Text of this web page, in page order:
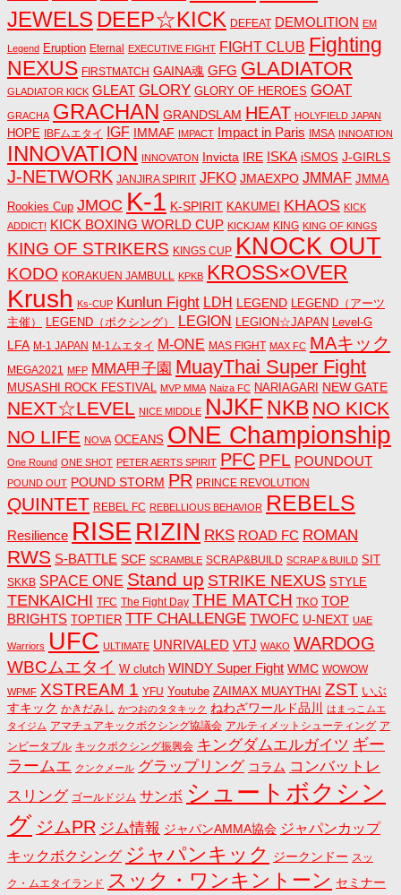
JEWELS DEEP☆KICK DEFEAT DEMOLITION EM
Legend Eruption Eternal EXECUTIVE FIGHT FIGHT CLUB Fighting
NEXUS FIRSTMATCH GAINA魂 GFG GLADIATOR
GLADIATOR KICK GLEAT GLORY GLORY OF HEROES GOAT
GRACHA GRACHAN GRANDSLAM HEAT HOLYFIELD JAPAN
HOPE IBFムエタイ IGF IMMAF IMPACT Impact in Paris IMSA INNOATION
INNOVATION INNOVATON Invicta IRE ISKA iSMOS J-GIRLS
J-NETWORK JANJIRA SPIRIT JFKO JMAEXPO JMMAF JMMA
Rookies Cup JMOC K-1 K-SPIRIT KAKUMEI KHAOS KICK
ADDICT! KICK BOXING WORLD CUP KICKJAM KING KING OF KINGS
KING OF STRIKERS KINGS CUP KNOCK OUT
KODO KORAKUEN JAMBULL KPKB KROSS×OVER
Krush Ks-CUP Kunlun Fight LDH LEGEND LEGEND（アーツ
主催）
LEGEND（ボクシング） LEGION LEGION☆JAPAN Level-G
LFA M-1 JAPAN M-1ムエタイ M-ONE MAS FIGHT MAX FC MAキック
MEGA2021 MFP MMA甲子園 MuayThai Super Fight
MUSASHI ROCK FESTIVAL MVP MMA Naiza FC NARIAGARI NEW GATE
NEXT☆LEVEL NICE MIDDLE NJKF NKB NO KICK
NO LIFE NOVA OCEANS ONE Championship
One Round ONE SHOT PETER AERTS SPIRIT PFC PFL POUNDOUT
POUND OUT POUND STORM PR PRINCE REVOLUTION
QUINTET REBEL FC REBELLIOUS BEHAVIOR REBELS
Resilience RISE RIZIN RKS ROAD FC ROMAN
RWS S-BATTLE SCF SCRAMBLE SCRAP&BUILD SCRAP＆BUILD SIT
SKKB SPACE ONE Stand up STRIKE NEXUS STYLE
TENKAICHI TFC The Fight Day THE MATCH TKO TOP
BRIGHTS TOPTIER TTF CHALLENGE TWOFC U-NEXT UAE
Warriors UFC ULTIMATE UNRIVALED VTJ WAKO WARDOG
WBCムエタイ W clutch WINDY Super Fight WMC WOWOW
WPMF XSTREAM 1 YFU Youtube ZAIMAX MUAYTHAI ZST いぶ
すキック かきだみし かつおのタタキック ねわざワールド品川
はまっこムエ
タイジム アマチュアキックボクシング協議会 アルティメットシューティング ア
ンビータブル キックボクシング振興会 キングダムエルガイツ ギー
ラームエ クンクメール グラップリング コラム コンバットレ
スリング ゴールドジム サンボ シュートボクシン
グ ジムPR ジム情報 ジャパンAMMA協会 ジャパンカップ
キックボクシング ジャパンキック ジークンドー スッ
ク・ムエタイランド スック・ワンキントーン セミナー